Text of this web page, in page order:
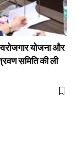
योजना और
समिति की ली